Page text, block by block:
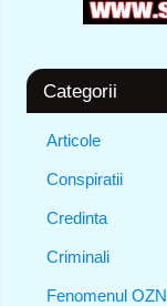
Categorii
Articole
Conspiratii
Credinta
Criminali
Fenomenul OZN